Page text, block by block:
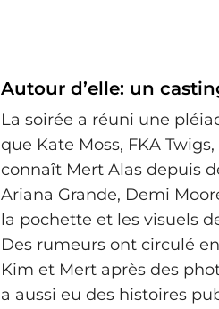
Autour d’elle: un
La soirée a réuni une
que Kate Moss, FKA
connaît Mert Alas depuis
Ariana Grande, Demi
la pochette et les visuels
Des rumeurs ont circulé
Kim et Mert après des
a aussi eu des histoires